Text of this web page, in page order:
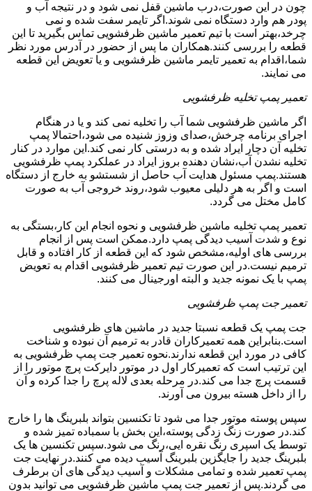
چون در این صورت،درب ماشین قفل نمی شود و در نتیجه آب و
پودر هم وارد دستگاه نمی شوند.اگر تایمر سفت شده و نمی
چرخد،بهتر است با تیم تعمیر ماشین ظرفشویی تماس بگیرید تا این
قطعه را بررسی کنند.همکاران ما پس از حضور در آدرس مورد نظر
شما،اقدام به تعمیر تایمر ماشین ظرفشویی و یا تعویض این قطعه
می نمایند.
تعمیر پمپ تخلیه ظرفشویی
اگر ماشین ظرفشویی شما آب را تخلیه نمی کند و یا در هنگام
اجرای برنامه چرخش،صدای وزوز شنیده می شود،احتمالا پمپ
تخلیه آن دچار ایراد شده و به درستی کار نمی کند.این موارد در کنار
تخلیه نشدن آب،نشان دهنده بروز ایراد در عملکرد پمپ ظرفشویی
هستند.پمپ مسئول هدایت آب حاصل از شستشو به خارج از دستگاه
است و اگر به هر دلیلی معیوب شود،روند خروجی آب به صورت
کامل مختل می گردد.
تعمیر پمپ تخلیه ماشین ظرفشویی و نحوه انجام این کار،بستگی به
نوع و شدت آسیب دیدگی پمپ دارد.ممکن است پس از انجام
بررسی های اولیه،مشخص شود که این قطعه از کار افتاده و قابل
ترمیم نیست.در این صورت تیم تعمیر ظرفشویی اقدام به تعویض
پمپ با یک نمونه جدید و البته اورجینال می کنند.
تعمیر جت پمپ ظرفشویی
جت پمپ یک قطعه نسبتا جدید در ماشین های ظرفشویی
است.بنابراین همه تعمیرکاران قادر به ترمیم آن نبوده و شناخت
کافی در مورد این قطعه ندارند.نحوه تعمیر جت پمپ ظرفشویی به
این ترتیب است که تعمیرکار اول در موتور دایرکت پرچ موتور را از
قسمت پرچ جدا می کند.در مرحله بعدی لاله پرچ را جدا کرده و آن
را از داخل هسته بیرون می آورند.
سپس پوسته موتور جدا می شود تا تکنسین بتواند بلبرینگ ها را خارج
کند.در صورت زنگ زدگی پوسته،این بخش با سمباده تمیز شده و
توسط یک اسپری رنگ نقره ایی،رنگ می شود.سپس تکنسین ها یک
بلبرینگ جدید را جایگزین بلبرینگ آسیب دیده می کنند.در نهایت جت
پمپ تعمیر شده و تمامی مشکلات و آسیب دیدگی های آن برطرف
می گردند.پس از تعمیر جت پمپ ماشین ظرفشویی می توانید بدون